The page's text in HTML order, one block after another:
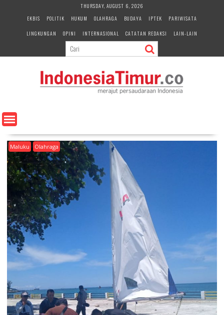
e
n
THURSDAY, AUGUST 6, 2026
EKBIS
POLITIK HUKUM OLAHRAGA BUDAYA IPTEK
PARIWISATA
LINGKUNGAN
OPINI INTERNASIONAL CATATAN REDAKSI LAIN-LAIN
Maluku Olahraga